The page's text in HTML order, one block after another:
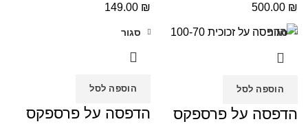
500.00 ₪
149.00 ₪
הוספה לסל
סגור
הדפסה על פרספקס
הוספה לסל
סגור
הדפסה על פרספקס